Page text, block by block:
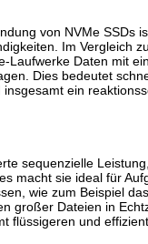
von NVMe SSDs
Im Vergleich
Laufwerke Daten mit
Dies bedeutet
ein
sequenzielle
macht sie ideal für
wie zum Beispiel
großer Dateien in
flüssigeren und